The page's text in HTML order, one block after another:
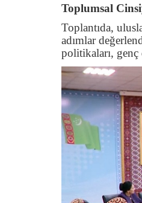
Toplumsal
Toplantıda,
adımlar
politikaları, genç